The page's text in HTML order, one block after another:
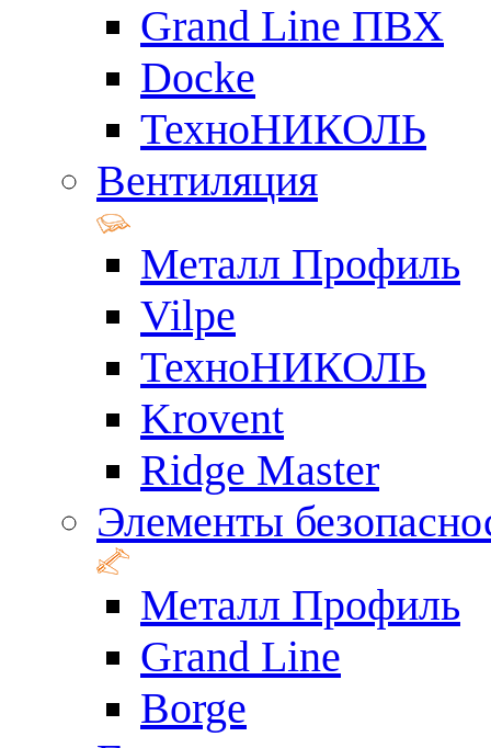
Grand Line ПВХ
Docke
ТехноНИКОЛЬ
Вентиляция
Металл Профиль
Vilpe
ТехноНИКОЛЬ
Krovent
Ridge Master
Элементы
Металл Профиль
Grand Line
Borge